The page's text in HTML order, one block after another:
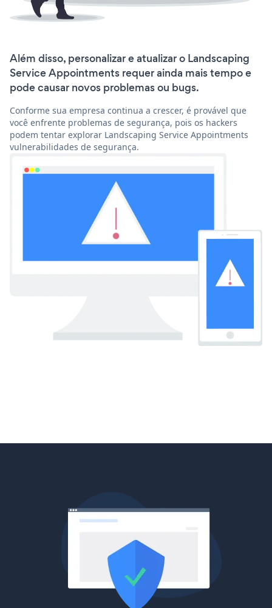
Além disso, personalizar e atualizar o Landscaping
Service Appointments requer ainda mais tempo e
pode causar novos problemas ou bugs.
Conforme sua empresa continua a crescer, é provável que
você enfrente problemas de segurança, pois os hackers
podem tentar explorar Landscaping Service Appointments
vulnerabilidades de segurança.